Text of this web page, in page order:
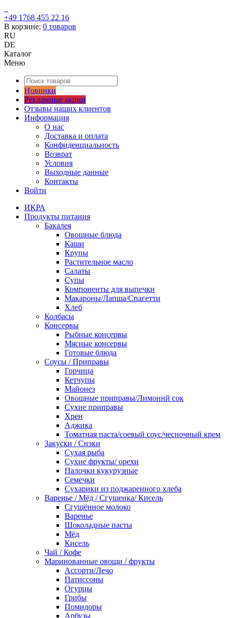
+49 1768 455 22 16
В корзине: 0 товаров
RU
DE
Каталог
Меню
Новинки
Рекламные акции
Отзывы наших клиентов
Информация
О нас
Доставка и оплата
Конфиденциальность
Возврат
Условия
Выходные данные
Контакты
Войти
ИКРА
Продукты питания
Бакалея
Овощные блюда
Каши
Крупы
Растительное масло
Салаты
Супы
Компоненты для выпечки
Макароны/Лапша/Спагетти
Хлеб
Колбасы
Консервы
Рыбные консервы
Мясные консервы
Готовые блюда
Соусы / Приправы
Горчица
Кетчупы
Майонез
Овощные приправы/Лимоннй сок
Сухие приправы
Хрен
Аджика
Томатная паста/соевый соус/чесночный крем
Закуски / Снэки
Сухая рыба
Сухие фрукты/ орехи
Палочки кукурузные
Семечки
Сухарики из поджаренного хлеба
Варенье / Мёд / Сгущенка/ Кисель
Сгущённое молоко
Варенье
Шоколадные пасты
Мёд
Кисель
Чай / Кофе
Маринованные овощи / фрукты
Ассорти/Лечо
Патиссоны
Огурцы
Грибы
Помидоры
Арбузы